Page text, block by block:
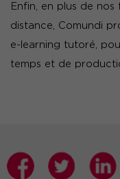
Enfin, en plus de
distance, Comundi
e-learning tutoré,
temps et de